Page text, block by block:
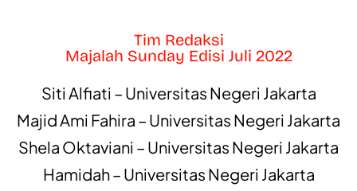
Tim Redaksi
Majalah Sunday Edisi Juli 2022
Siti Alfiati – Universitas Negeri Jakarta
Majid Ami Fahira – Universitas Negeri Jakarta
Shela Oktaviani – Universitas Negeri Jakarta
Hamidah – Universitas Negeri Jakarta